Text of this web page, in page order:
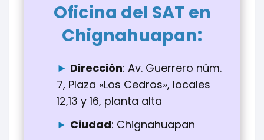
Oficina del SAT en
Chignahuapan:
Dirección: Av. Guerrero núm.
7, Plaza «Los Cedros», locales
12,13 y 16, planta alta
Ciudad: Chignahuapan